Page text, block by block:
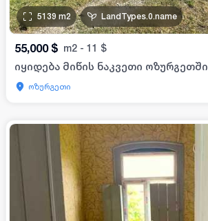
5139 m2 LandTypes.0.name
55,000 $ m2 - 11 $
იყიდება მიწის ნაკვეთი ოზურგეთში
ოზურგეთი